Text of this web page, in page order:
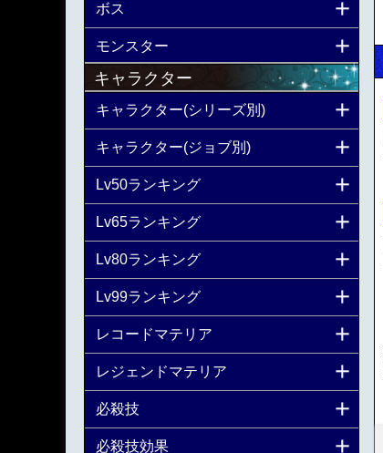
ボス
モンスター
キャラクター
キャラクター(シリーズ別)
キャラクター(ジョブ別)
Lv50ランキング
Lv65ランキング
Lv80ランキング
Lv99ランキング
レコードマテリア
レジェンドマテリア
必殺技
必殺技効果